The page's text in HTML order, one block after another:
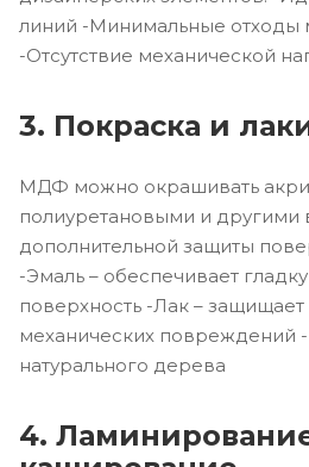
линий -Минимальные отходы
-Отсутствие механической
3. Покраска и
МДФ можно окрашивать
полиуретановыми и другими
дополнительной защиты
-Эмаль – обеспечивает
поверхность -Лак – защищает
механических повреждений
натурального дерева
4.